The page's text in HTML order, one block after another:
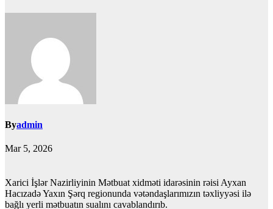
Byadmin
Mar 5, 2026
Xarici İşlər Nazirliyinin Mətbuat xidməti idarəsinin rəisi Ayxan
Hacızadə Yaxın Şərq regionunda vətəndaşlarımızın təxliyyəsi ilə
bağlı yerli mətbuatın sualını cavablandırıb.